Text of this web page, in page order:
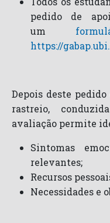
pedido de
um
https://
Depois deste
rastreio,
avaliação permite
Sintomas
relevantes;
Recursos
Necessidades e